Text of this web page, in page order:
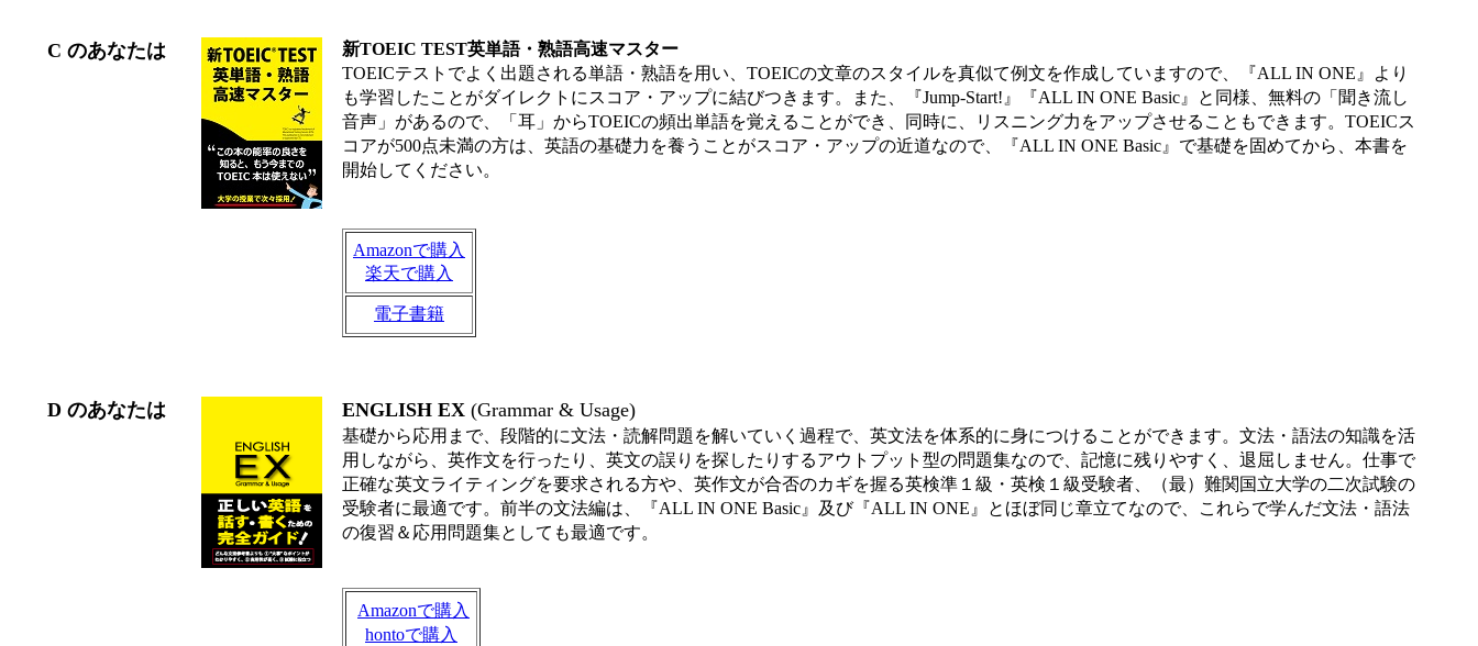
C のあなたは
新TOEIC TEST英単語・熟語高速マスター
TOEICテストでよく出題される単語・熟語を用い、TOEICの文章のスタイルを真似て例文を作成していますので、『ALL IN ONE』より
も学習したことがダイレクトにスコア・アップに結びつきます。また、『Jump-Start!』『ALL IN ONE Basic』と同様、無料の「聞き流し
音声」があるので、「耳」からTOEICの頻出単語を覚えることができ、同時に、リスニング力をアップさせることもできます。TOEICス
コアが500点未満の方は、英語の基礎力を養うことがスコア・アップの近道なので、『ALL IN ONE Basic』で基礎を固めてから、本書を
開始してください。
Amazonで購入
楽天で購入
電子書籍
D のあなたは ENGLISH EX (Grammar & Usage)
基礎から応用まで、段階的に文法・読解問題を解いていく過程で、英文法を体系的に身につけることができます。文法・語法の知識を活
用しながら、英作文を行ったり、英文の誤りを探したりするアウトプット型の問題集なので、記憶に残りやすく、退屈しません。仕事で
正確な英文ライティングを要求される方や、英作文が合否のカギを握る英検準１級・英検１級受験者、（最）難関国立大学の二次試験の
受験者に最適です。前半の文法編は、『ALL IN ONE Basic』及び『ALL IN ONE』とほぼ同じ章立てなので、これらで学んだ文法・語法
の復習＆応用問題集としても最適です。
Amazonで購入
hontoで購入